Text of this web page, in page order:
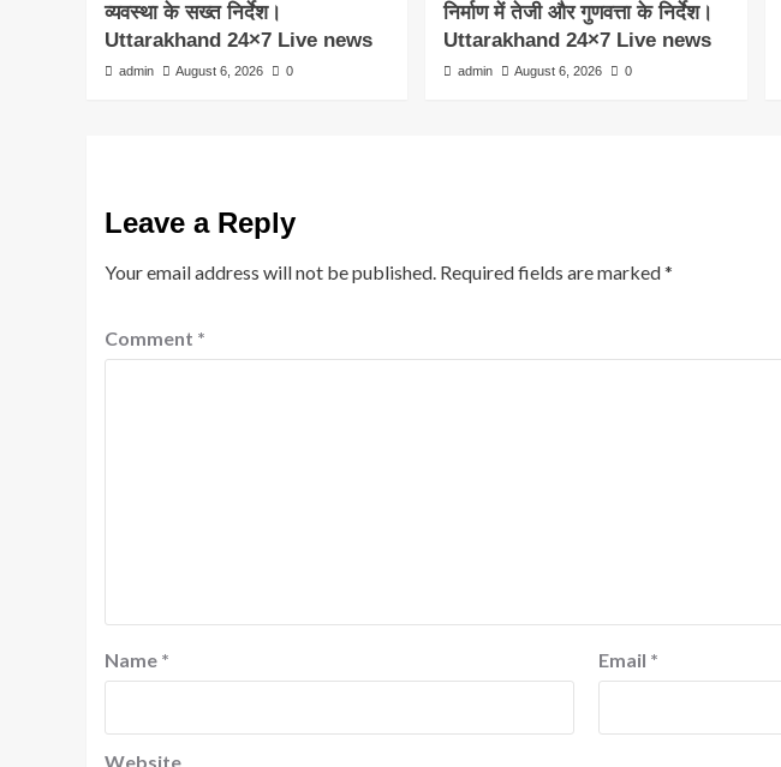
व्यवस्था के सख्त निर्देश।
Uttarakhand 24×7 Live news
admin August 6, 2026 0
निर्माण में तेजी और गुणवत्ता के निर्देश।
Uttarakhand 24×7 Live news
admin August 6, 2026 0
Leave a Reply
Your email address will not be published. Required fields are marked*
Comment *
Name * Email *
Website